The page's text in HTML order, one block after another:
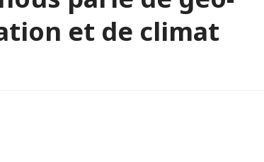
et de climat